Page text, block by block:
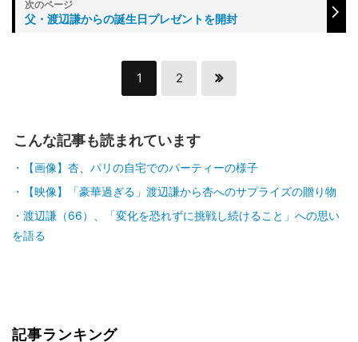
父・渡辺謙からの誕生日プレゼントを開封
1 2
こんな記事も読まれています
【画像】杏、パリの自宅でのパーティーの様子
【映像】「豪華過ぎる」渡辺謙から杏へのサプライズの贈り物
渡辺謙（66）、「変化を恐れずに挑戦し続けること」への思い
を語る
記事ランキング